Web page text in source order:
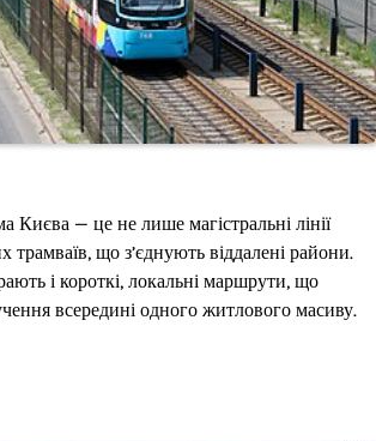
Києва — це не лише магістральні лінії
трамваїв, що з’єднують віддалені райони.
і короткі, локальні маршрути, що
всередині одного житлового масиву.